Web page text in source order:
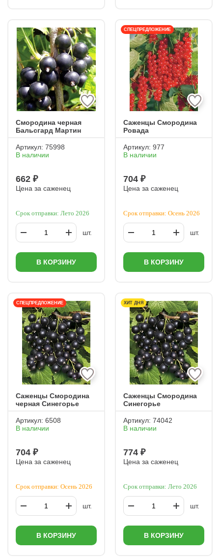
Смородина черная
Бальсгард Мартин
Артикул: 75998
В наличии
662 ₽
Цена за саженец
Срок отправки: Лето 2026
шт.
В КОРЗИНУ
СПЕЦПРЕДЛОЖЕНИЕ
Саженцы Смородина
Ровада
Артикул: 977
В наличии
704 ₽
Цена за саженец
Срок отправки: Осень 2026
шт.
В КОРЗИНУ
СПЕЦПРЕДЛОЖЕНИЕ
Саженцы Смородина
черная Синегорье
Артикул: 6508
В наличии
704 ₽
Цена за саженец
Срок отправки: Осень 2026
шт.
В КОРЗИНУ
ХИТ ДНЯ
Саженцы Смородина
Синегорье
Артикул: 74042
В наличии
774 ₽
Цена за саженец
Срок отправки: Лето 2026
шт.
В КОРЗИНУ